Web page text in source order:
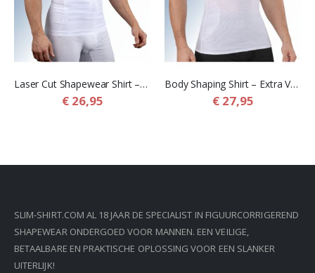
Laser Cut Shapewear Shirt – Dun Corrigerend Shirt met Extra Platte Naden voor Mannen
€ 26,95
Body Shaping Shirt – Extra Verstevigd Corrigerend Shirt voor Mannen
€ 27,95
SLIM-SHIRT.COM AL 18 JAAR DE SPECIALIST IN FIGUURCORRIGEREND
SHAPEWEAR ONDERGOED VOOR MANNEN. EEN VEILIGE,
BETAALBARE EN PRAKTISCHE OPLOSSING VOOR EEN SLANKER
UITERLIJK!